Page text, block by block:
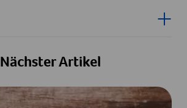
Inhalt für Quellen anzeigen
Nächster Artikel